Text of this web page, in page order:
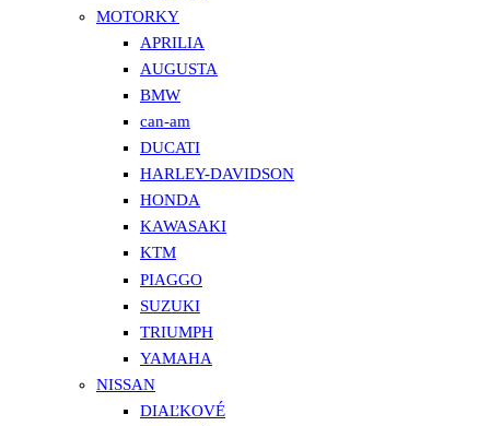
MOTORKY
APRILIA
AUGUSTA
BMW
can-am
DUCATI
HARLEY-DAVIDSON
HONDA
KAWASAKI
KTM
PIAGGO
SUZUKI
TRIUMPH
YAMAHA
NISSAN
DIAĽKOVÉ